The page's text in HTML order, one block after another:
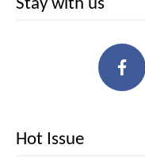
Stay with us
Hot Issue